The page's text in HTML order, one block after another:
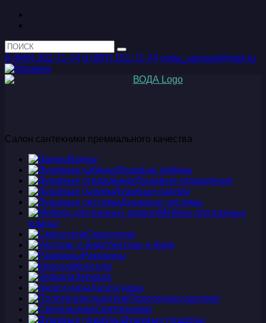
8 (846) 201-71-74 8 (987) 151-71-74 voda_samara@mail.ru
Салон сантехники премиального качества
Ванны
Душевые кабины
Душевые ограждения
Душевые панели
Душевые системы
Мебель для ванных
комнат
Смесители
Унитазы и биде
Раковины
Консоли
Зеркала
Аксессуары
Полотенцесушители
Светильники
Душевые поддоны